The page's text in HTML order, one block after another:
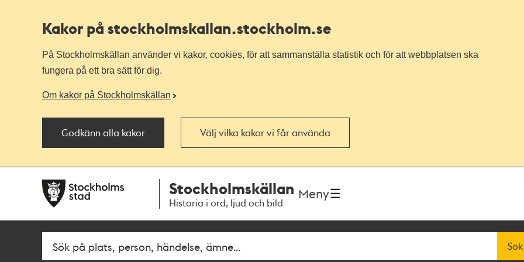
Kakor på stockholmskallan.stockholm.se
På Stockholmskällan använder vi kakor, cookies, för att sammanställa statistik och för att webbplatsen ska
fungera på ett bra sätt för dig.
Om kakor på Stockholmskällan
Godkänn alla kakor Välj vilka kakor vi får använda
navigationen
huvudinnehållet
Stockholmskällan
Historia i ord, ljud och bild
Meny
Fritextsök Sök